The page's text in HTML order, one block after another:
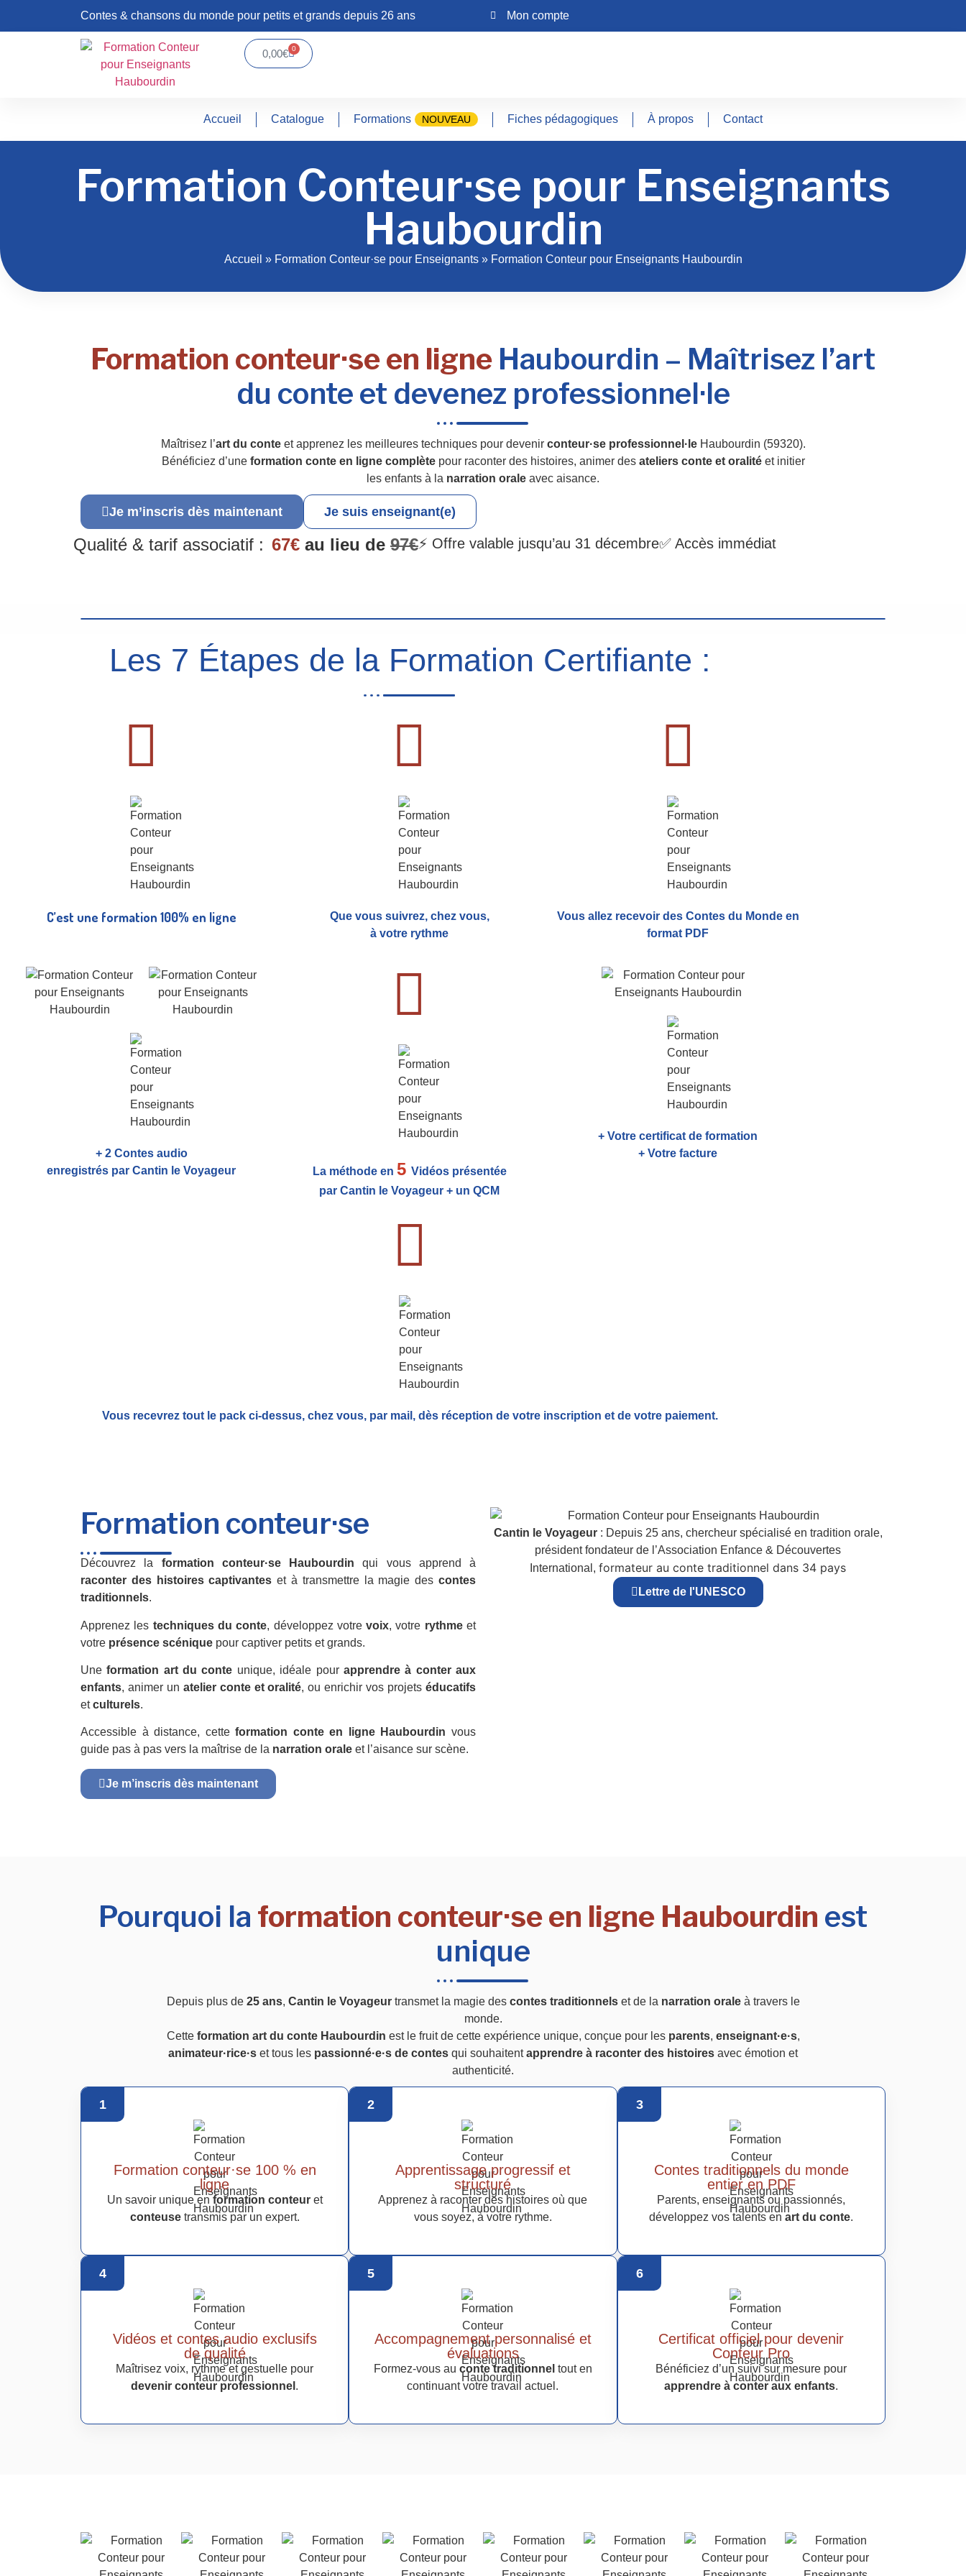
Contes & chansons du monde pour petits et grands depuis 26 ans Mon compte
0,00€ 0
Accueil Catalogue Formations NOUVEAU Fiches pédagogiques À propos Contact
Formation Conteur·se pour Enseignants
Haubourdin
Accueil » Formation Conteur·se pour Enseignants» Formation Conteur pour Enseignants Haubourdin
Formation conteur·se en ligne Haubourdin – Maîtrisez l’art
du conte et devenez professionnel·le
Maîtrisez l’art du conteet apprenez les meilleures techniques pour devenir conteur·se professionnel·leHaubourdin (59320).
Bénéficiez d’une formation conte en ligne complètepour raconter des histoires, animer des ateliers conte et oralitéet initier
les enfants à la narration orale avec aisance.
Je m’inscris dès maintenant Je suis enseignant(e)
Qualité & tarif associatif : 67€ au lieu de 97€⚡ Offre valable jusqu’au 31 décembre✅ Accès immédiat
Les 7 Étapes de la Formation Certifiante :
C’est une formation 100% en ligne
Que vous suivrez, chez vous,
à votre rythme
Vous allez recevoir des Contes du Monde en
format PDF
+ 2 Contes audio
enregistrés par Cantin le Voyageur
La méthode en 5 Vidéos présentée
par Cantin le Voyageur + un QCM
+ Votre certificat de formation
+ Votre facture
Vous recevrez tout le pack ci-dessus, chez vous, par mail, dès réception de votre inscription et de votre paiement.
Formation conteur·se
Découvrez la formation conteur·se Haubourdin qui vous apprend à
raconter des histoires captivantes et à transmettre la magie descontes
traditionnels.
Apprenez les techniques du conte, développez votrevoix, votre rythmeet
votre présence scénique pour captiver petits et grands.
Uneformation art du conte unique, idéale pour apprendre à conter aux
enfants, animer un atelier conte et oralité, ou enrichir vos projetséducatifs
etculturels.
Accessible à distance, cetteformation conte en ligne Haubourdin vous
guide pas à pas vers la maîtrise de la narration orale et l’aisance sur scène.
Je m’inscris dès maintenant
Cantin le Voyageur: Depuis 25 ans, chercheur spécialisé en tradition orale,
président fondateur de l’Association Enfance & Découvertes
International, formateur au conte traditionnel dans 34 pays
Lettre de l'UNESCO
Pourquoi la formation conteur·se en ligne Haubourdin est
unique
Depuis plus de 25 ans, Cantin le Voyageurtransmet la magie des contes traditionnelset de la narration oraleà travers le
monde.
Cette formation art du conte Haubourdin est le fruit de cette expérience unique, conçue pour les parents, enseignant·e·s,
animateur·rice·s et tous les passionné·e·s de contes qui souhaitentapprendre à raconter des histoires avec émotion et
authenticité.
1
Formation conteur·se 100 % en
ligne
Un savoir unique en formation conteuret
conteusetransmis par un expert.
2
Apprentissage progressif et
structuré
Apprenez à raconter des histoires où que
vous soyez, à votre rythme.
3
Contes traditionnels du monde
entier en PDF
Parents, enseignants ou passionnés,
développez vos talents enart du conte.
4
Vidéos et contes audio exclusifs
de qualité
Maîtrisez voix, rythme et gestuelle pour
devenir conteur professionnel .
5
Accompagnement personnalisé et
évaluations
Formez-vous au conte traditionnel tout en
continuant votre travail actuel.
6
Certificat officiel pour devenir
Conteur Pro
Bénéficiez d’un suivi sur mesure pour
apprendre à conter aux enfants.